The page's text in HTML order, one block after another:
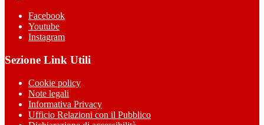
Facebook
Youtube
Instagram
Sezione Link Utili
Cookie policy
Note legali
Informativa Privacy
Ufficio Relazioni con il Pubblico